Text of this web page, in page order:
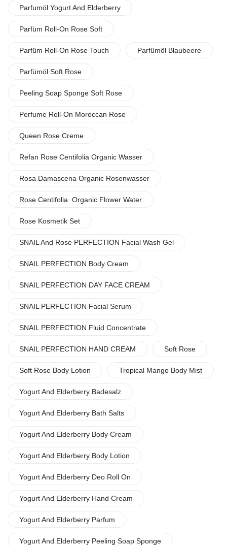
Parfumöl Yogurt And Elderberry
Parfüm Roll-On Rose Soft
Parfüm Roll-On Rose Touch Parfümöl Blaubeere
Parfümöl Soft Rose
Peeling Soap Sponge Soft Rose
Perfume Roll-On Moroccan Rose
Queen Rose Creme
Refan Rose Centifolia Organic Wasser
Rosa Damascena Organic Rosenwasser
Rose Centifolia Organic Flower Water
Rose Kosmetik Set
SNAIL And Rose PERFECTION Facial Wash Gel
SNAIL PERFECTION Body Cream
SNAIL PERFECTION DAY FACE CREAM
SNAIL PERFECTION Facial Serum
SNAIL PERFECTION Fluid Concentrate
SNAIL PERFECTION HAND CREAM Soft Rose
Soft Rose Body Lotion Tropical Mango Body Mist
Yogurt And Elderberry Badesalz
Yogurt And Elderberry Bath Salts
Yogurt And Elderberry Body Cream
Yogurt And Elderberry Body Lotion
Yogurt And Elderberry Deo Roll On
Yogurt And Elderberry Hand Cream
Yogurt And Elderberry Parfum
Yogurt And Elderberry Peeling Soap Sponge